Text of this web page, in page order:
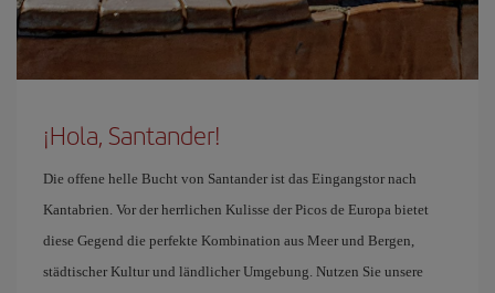
¡Hola, Santander!
Die offene helle Bucht von Santander ist das Eingangstor nach
Kantabrien. Vor der herrlichen Kulisse der Picos de Europa bietet
diese Gegend die perfekte Kombination aus Meer und Bergen,
städtischer Kultur und ländlicher Umgebung. Nutzen Sie unsere